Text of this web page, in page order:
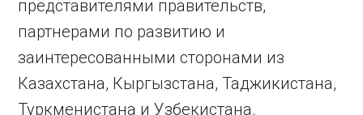
представителями правительств,
партнерами по развитию и
заинтересованными сторонами из
Казахстана, Кыргызстана, Таджикистана,
Туркменистана и Узбекистана.